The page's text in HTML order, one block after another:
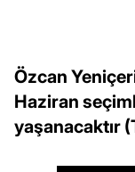
Özcan
Haziran
yaşanacaktır